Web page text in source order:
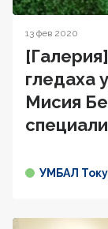
13 фев 2020
гледаха
Мисия
УМБАЛ